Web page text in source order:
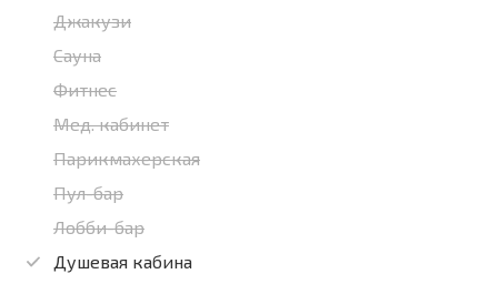
Джакузи
Сауна
Фитнес
Мед. кабинет
Парикмахерская
Пул-бар
Лобби-бар
Душевая кабина